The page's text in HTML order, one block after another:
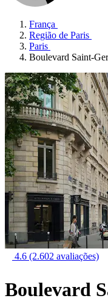
França
Região de Paris
Paris
Boulevard Saint-
4.6 (2.602 avaliações)
Boulevard